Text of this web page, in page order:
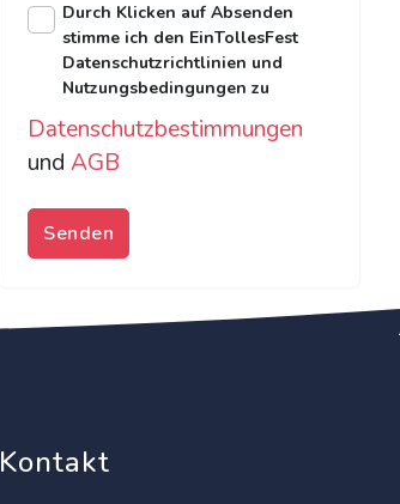
Durch Klicken auf Absenden
stimme ich den EinTollesFest
Datenschutzrichtlinien und
Nutzungsbedingungen zu
Datenschutzbestimmungen
und AGB
Senden
Kontakt